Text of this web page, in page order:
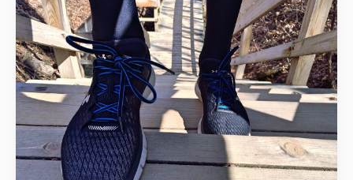
Régions
Santé
Sciences
Société
Théâtre